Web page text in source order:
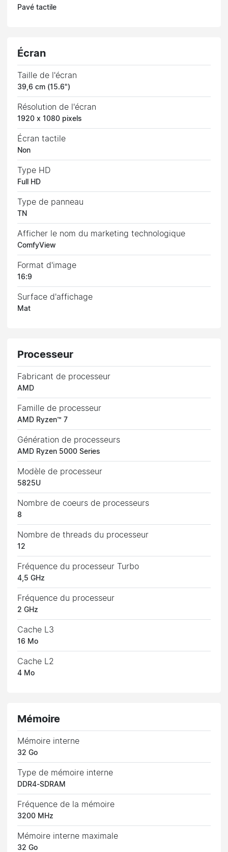
Pavé tactile
Écran
Taille de l'écran
39,6 cm (15.6")
Résolution de l'écran
1920 x 1080 pixels
Écran tactile
Non
Type HD
Full HD
Type de panneau
TN
Afficher le nom du marketing technologique
ComfyView
Format d'image
16:9
Surface d'affichage
Mat
Processeur
Fabricant de processeur
AMD
Famille de processeur
AMD Ryzen™ 7
Génération de processeurs
AMD Ryzen 5000 Series
Modèle de processeur
5825U
Nombre de coeurs de processeurs
8
Nombre de threads du processeur
12
Fréquence du processeur Turbo
4,5 GHz
Fréquence du processeur
2 GHz
Cache L3
16 Mo
Cache L2
4 Mo
Mémoire
Mémoire interne
32 Go
Type de mémoire interne
DDR4-SDRAM
Fréquence de la mémoire
3200 MHz
Mémoire interne maximale
32 Go